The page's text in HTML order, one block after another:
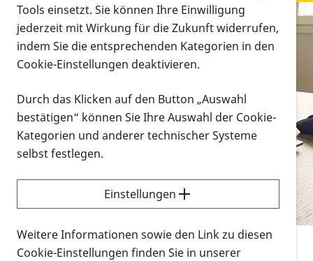
Infomaterial
Infomaterial
Vorlesen
Alle Infomaterialien in verschiedenen
Formaten an einem Ort
Sie möchten wissen, wie Sie nach Infonmaterial
suchen und dieses bestellen bzw. herunterladen
können? Schauen Sie sich dieErklärvideos zum
Thema Infomaterial auf der PRO RETINA-Website
für blinde und sehbehinderte Menschen an.
Tools einsetzt. Sie können Ihre Einwilligung
jederzeit mit Wirkung für die Zukunft widerrufen,
indem Sie die entsprechenden Kategorien in den
Cookie-Einstellungen deaktivieren.
Durch das Klicken auf den Button „Auswahl
bestätigen“ können Sie Ihre Auswahl der Cookie-
Kategorien und anderer technischer Systeme
selbst festlegen.
Einstellungen
Weitere Informationen sowie den Link zu diesen
Cookie-Einstellungen finden Sie in unserer